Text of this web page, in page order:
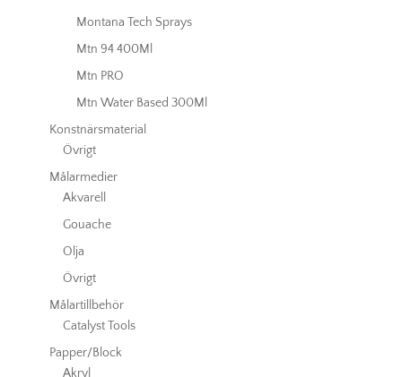
Montana Tech Sprays
Mtn 94 400Ml
Mtn PRO
Mtn Water Based 300Ml
Konstnärsmaterial
Övrigt
Målarmedier
Akvarell
Gouache
Olja
Övrigt
Målartillbehör
Catalyst Tools
Papper/Block
Akryl